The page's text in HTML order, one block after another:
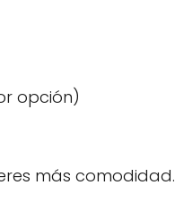
opción)
más comodidad.